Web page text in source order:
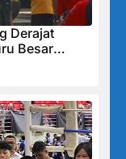
Derajat
Besar